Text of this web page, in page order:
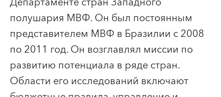
полушария МВФ. Он был постоянным
представителем МВФ в Бразилии с 2008
по 2011 год. Он возглавлял миссии по
развитию потенциала в ряде стран.
Области его исследований включают